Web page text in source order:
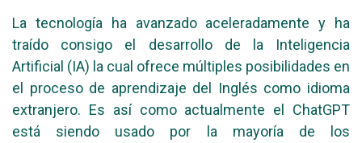
La tecnología ha avanzado aceleradamente y ha
traído consigo el desarrollo de la Inteligencia
Artificial (IA) la cual ofrece múltiples posibilidades en
el proceso de aprendizaje del Inglés como idioma
extranjero. Es así como actualmente el ChatGPT
está siendo usado por la mayoría de los